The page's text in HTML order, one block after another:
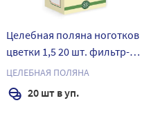
Целебная поляна ноготков
цветки 1,5 20 шт. фильтр-
пакеты
ЦЕЛЕБНАЯ ПОЛЯНА
20 шт в уп.